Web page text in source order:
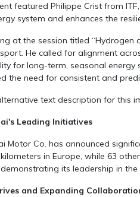
featured Philippe Crist from
system and enhances the
at the session titled
He called for alignment
for long-term, seasonal energy
the need for consistent and
Leading Initiatives
Motor Co. has announced
in Europe, while 63
its leadership in
and Expanding